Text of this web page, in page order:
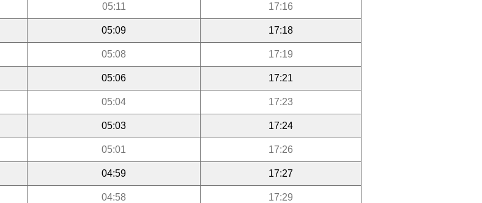
05:11 17:16
05:09 17:18
05:08 17:19
05:06 17:21
05:04 17:23
05:03 17:24
05:01 17:26
04:59 17:27
04:58 17:29